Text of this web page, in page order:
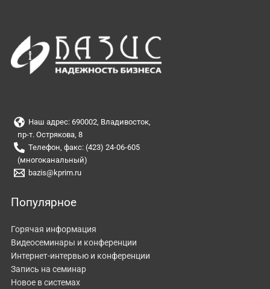
Наш адрес: 690002, Владивосток,
пр-т. Острякова, 8
Телефон, факс: (423) 24-06-605
(многоканальный)
bazis@kprim.ru
Популярное
Горячая информация
Видеосеминары и конференции
Интернет-интервью и конференции
Запись на семинар
Новое в системах